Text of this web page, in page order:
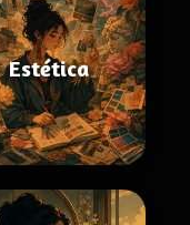
Estética